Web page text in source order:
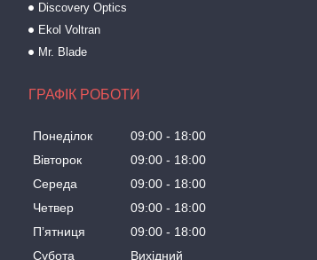
Discovery Optics
Ekol Voltran
Mr. Blade
ГРАФІК РОБОТИ
Понеділок 09:00
18:00
Вівторок
09:00
18:00
Середа
09:00
18:00
Четвер
09:00
18:00
Пʼятниця
09:00
18:00
Субота
Вихідний